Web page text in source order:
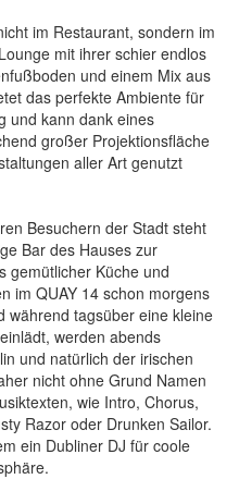
im Restaurant, sondern im
mit ihrer schier endlos
und einem Mix aus
das perfekte Ambiente für
und kann dank eines
großer Projektionsfläche
aller Art genutzt
Besuchern der Stadt steht
Bar des Hauses zur
gemütlicher Küche und
im QUAY 14 schon morgens
während tagsüber eine kleine
werden abends
und natürlich der irischen
nicht ohne Grund Namen
wie Intro, Chorus,
Razor oder Drunken Sailor.
ein Dubliner DJ für coole